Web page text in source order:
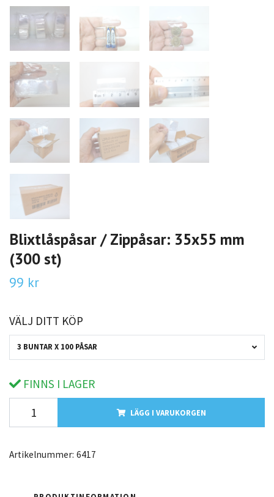
Blixtlåspåsar / Zippåsar: 35x55 mm
(300 st)
99 kr
VÄLJ DITT KÖP
3 BUNTAR X 100 PÅSAR
FINNS I LAGER
LÄGG I VARUKORGEN
Artikelnummer: 6417